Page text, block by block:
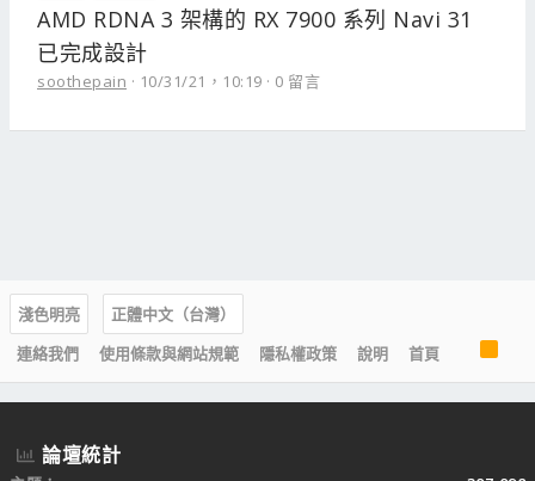
AMD RDNA 3 架構的 RX 7900 系列 Navi 31
已完成設計
soothepain 10/31/21，10:19 0 留言
淺色明亮
正體中文（台灣）
連絡我們
使用條款與網站規範 隱私權政策 說明 首頁
R
S
S
論壇統計